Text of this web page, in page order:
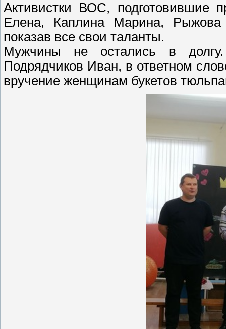
Активистки ВОС, подготовившие
Елена, Каплина Марина,
показав все свои таланты.
Мужчины не остались в
Подрядчиков Иван, в ответном
вручение женщинам букетов